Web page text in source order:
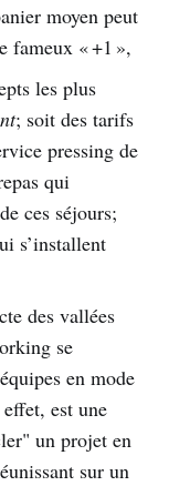
moyen peut
fameux « +1 »,
les plus
; soit des tarifs
pressing de
qui
ces séjours;
s’installent
des vallées
se
en mode
est une
un projet en
sur un